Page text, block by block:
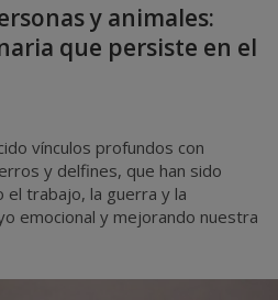
y animales:
que persiste en el
vínculos profundos con
y delfines, que han sido
el trabajo, la guerra y la
emocional y mejorando nuestra